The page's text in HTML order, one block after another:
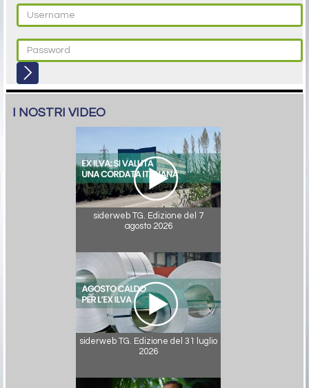
I NOSTRI VIDEO
siderweb TG. Edizione del 7
agosto 2026
siderweb TG. Edizione del 31 luglio
2026